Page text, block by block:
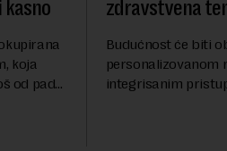
koja
od pada
zdravstvena
Budućnost će biti
personalizovanom
integrisanim